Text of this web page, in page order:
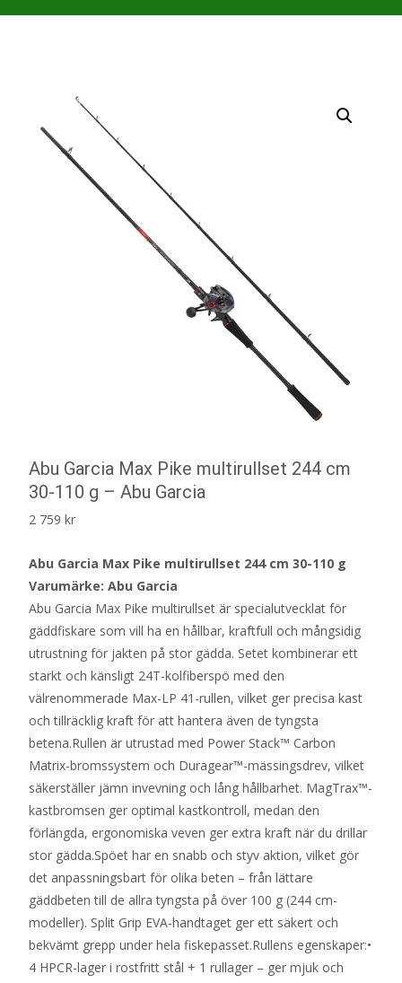
Abu Garcia Max Pike multirullset 244 cm
30-110 g – Abu Garcia
2 759 kr
Abu Garcia Max Pike multirullset 244 cm 30-110 g
Varumärke: Abu Garcia
Abu Garcia Max Pike multirullset är specialutvecklat för
gäddfiskare som vill ha en hållbar, kraftfull och mångsidig
utrustning för jakten på stor gädda. Setet kombinerar ett
starkt och känsligt 24T-kolfiberspö med den
välrenommerade Max-LP 41-rullen, vilket ger precisa kast
och tillräcklig kraft för att hantera även de tyngsta
betena.Rullen är utrustad med Power Stack™ Carbon
Matrix-bromssystem och Duragear™-mässingsdrev, vilket
säkerställer jämn invevning och lång hållbarhet. MagTrax™-
kastbromsen ger optimal kastkontroll, medan den
förlängda, ergonomiska veven ger extra kraft när du drillar
stor gädda.Spöet har en snabb och styv aktion, vilket gör
det anpassningsbart för olika beten – från lättare
gäddbeten till de allra tyngsta på över 100 g (244 cm-
modeller). Split Grip EVA-handtaget ger ett säkert och
bekvämt grepp under hela fiskepasset.Rullens egenskaper:•
4 HPCR-lager i rostfritt stål + 1 rullager – ger mjuk och